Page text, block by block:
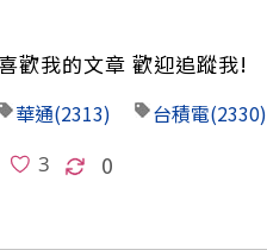
歡我的文章 歡迎追蹤我!
華通(2313) 台積電(2330)
0